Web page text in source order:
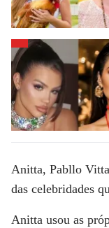
Anitta, Pabllo
das celebridades
Anitta usou as